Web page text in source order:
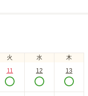
火 水 木
11 12 13